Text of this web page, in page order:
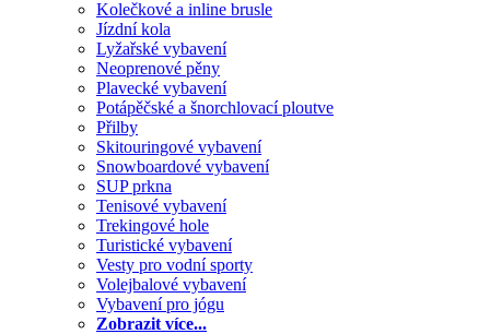
Kolečkové a inline brusle
Jízdní kola
Lyžařské vybavení
Neoprenové pěny
Plavecké vybavení
Potápěčské a šnorchlovací ploutve
Přilby
Skitouringové vybavení
Snowboardové vybavení
SUP prkna
Tenisové vybavení
Trekingové hole
Turistické vybavení
Vesty pro vodní sporty
Volejbalové vybavení
Vybavení pro jógu
Zobrazit více...